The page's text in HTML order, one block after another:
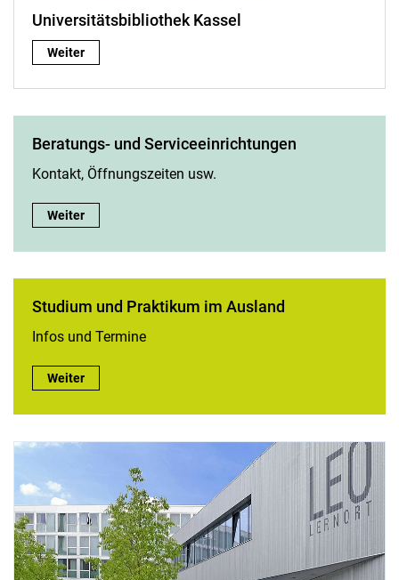
Universitätsbibliothek Kassel
Universitätsbibliothek Kassel:
Weiter
Be­ra­tungs- und Ser­vice­ein­rich­tun­gen
Kontakt, Öffnungszeiten usw.
Be­ra­tungs- und Ser­vice­ein­rich­tun­gen:
Weiter
Studium und Praktikum im Ausland
Infos und Termine
Studium und Praktikum im Ausland:
Weiter